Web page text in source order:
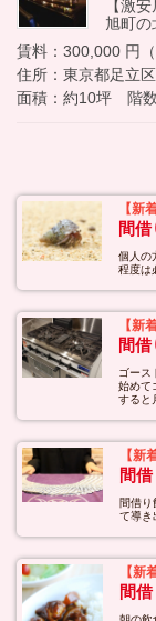
【激
旭町の
賃料：300,000 円（
住所：東京都足立
面積：約10坪 階
【新
間借
個人の
程度は
【新
間
ゴース
始めて
すると
【新
間
間借り
て導き
【新
間